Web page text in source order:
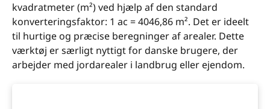
kvadratmeter (m²) ved hjælp af den standard
konverteringsfaktor: 1 ac = 4046,86 m². Det er ideelt
til hurtige og præcise beregninger af arealer. Dette
værktøj er særligt nyttigt for danske brugere, der
arbejder med jordarealer i landbrug eller ejendom.